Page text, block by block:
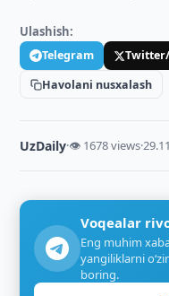
Ulashish:
Telegram
Havolani nusxalash
UzDaily·👁 1678 views·
Voqealar
Eng muhim
yangiliklarni
boring.